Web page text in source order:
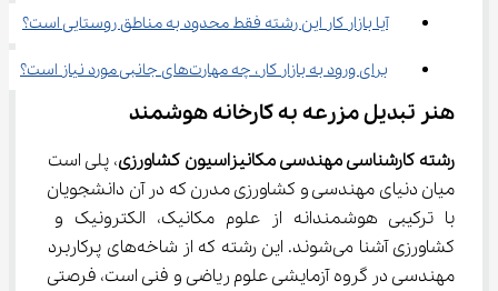
آیا بازار کار این رشته فقط محدود به مناطق روستایی است؟
برای ورود به بازار کار، چه مهارت‌های جانبی مورد نیاز است؟
هنر تبدیل مزرعه به کارخانه هوشمند
رشته کارشناسی مهندسی مکانیزاسیون کشاورزی، پلی است
میان دنیای مهندسی و کشاورزی مدرن که در آن دانشجویان
با ترکیبی هوشمندانه از علوم مکانیک، الکترونیک و
کشاورزی آشنا می‌شوند. این رشته که از شاخه‌های پرکاربرد
مهندسی در گروه آزمایشی علوم ریاضی و فنی است، فرصتی